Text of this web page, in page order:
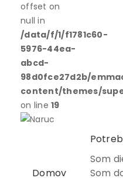
offset on
null in
/data/f/1/f1781c60-
5976-44ea-
abcd-
98d0fce27d2b/
content/themes/
on line 19
Domov
Som
Som